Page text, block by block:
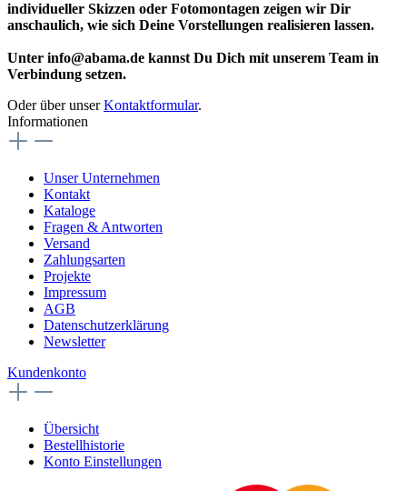
individueller Skizzen oder Fotomontagen zeigen wir Dir
anschaulich, wie sich Deine Vorstellungen realisieren lassen.
Unter info@abama.de kannst Du Dich mit unserem Team in
Verbindung setzen.
Oder über unserKontaktformular.
Informationen
Unser Unternehmen
Kontakt
Kataloge
Fragen & Antworten
Versand
Zahlungsarten
Projekte
Impressum
AGB
Datenschutzerklärung
Newsletter
Kundenkonto
Übersicht
Bestellhistorie
Konto Einstellungen